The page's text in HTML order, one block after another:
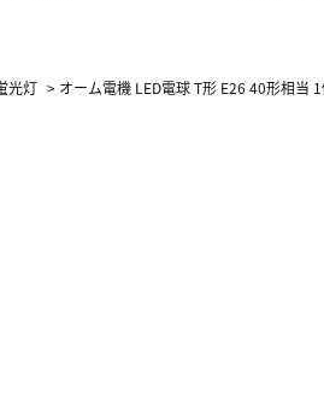
光灯 > オーム電機 LED電球 T形 E26 40形相当